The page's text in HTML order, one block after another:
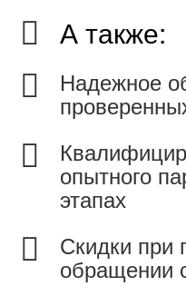
А также:
Надежное
опытного
этапах
Скидки при
обращении